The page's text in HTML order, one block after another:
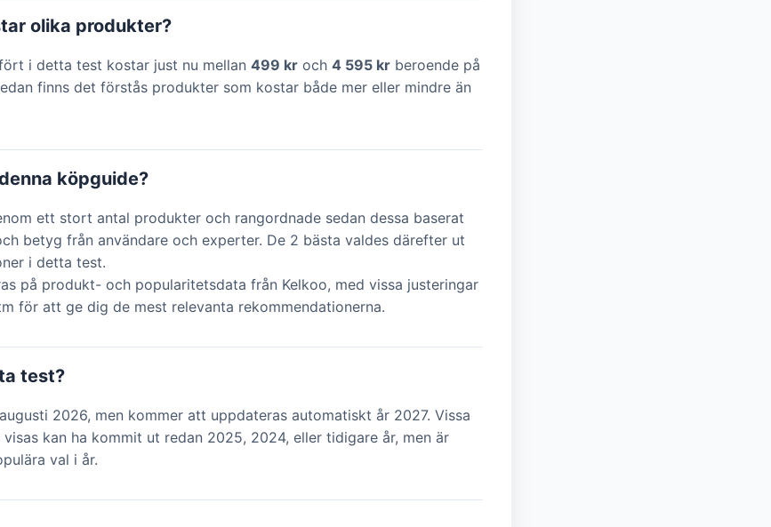
olika produkter?
i detta test kostar just nu mellan 499 kr och 4 595 kr beroende på
finns det förstås produkter som kostar både mer eller mindre än
köpguide?
ett stort antal produkter och rangordnade sedan dessa baserat
betyg från användare och experter. De 2 bästa valdes därefter ut
i detta test.
på produkt- och popularitetsdata från Kelkoo, med vissa justeringar
för att ge dig de mest relevanta rekommendationerna.
test?
2026, men kommer att uppdateras automatiskt år 2027. Vissa
kan ha kommit ut redan 2025, 2024, eller tidigare år, men är
val i år.